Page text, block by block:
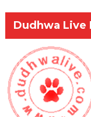
Dudhwa Live